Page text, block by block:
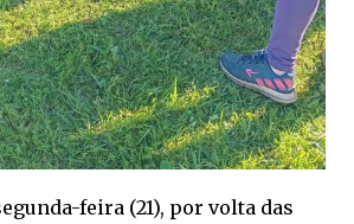
feira (21), por volta das